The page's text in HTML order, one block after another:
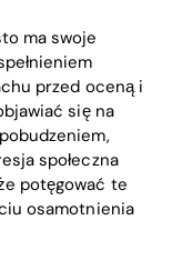
ma swoje
przed oceną i
się na
społeczna
potęgować te
osamotnienia